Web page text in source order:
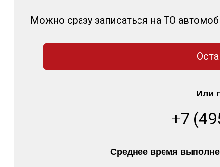
Можно сразу записаться на ТО
Или
+7
Среднее время